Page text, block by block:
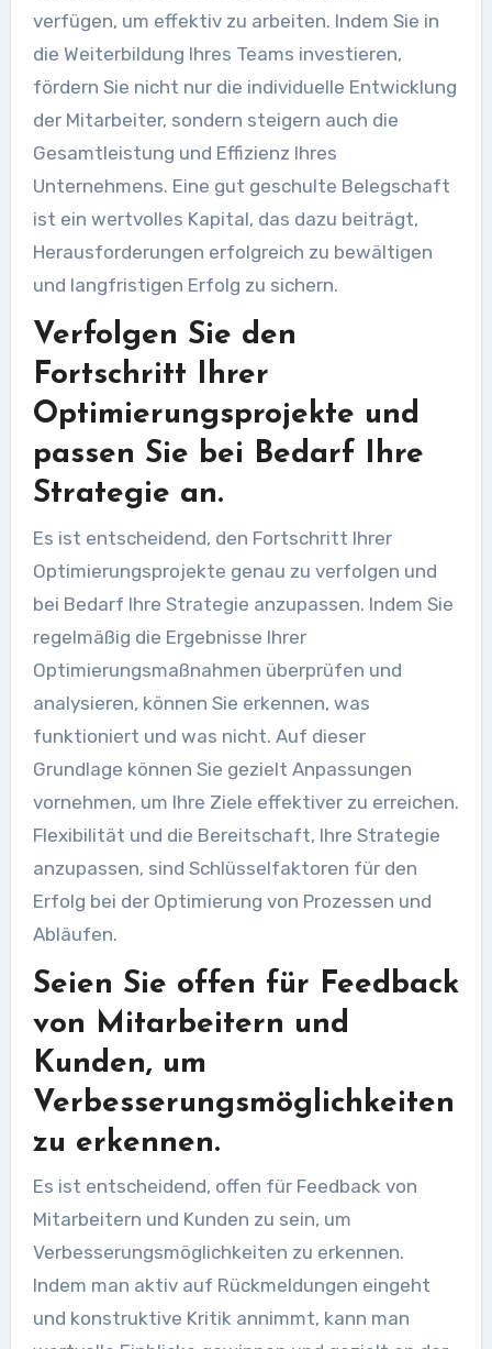
verfügen, um effektiv zu arbeiten. Indem Sie in
die Weiterbildung Ihres Teams investieren,
fördern Sie nicht nur die individuelle Entwicklung
der Mitarbeiter, sondern steigern auch die
Gesamtleistung und Effizienz Ihres
Unternehmens. Eine gut geschulte Belegschaft
ist ein wertvolles Kapital, das dazu beiträgt,
Herausforderungen erfolgreich zu bewältigen
und langfristigen Erfolg zu sichern.
Verfolgen Sie den
Fortschritt Ihrer
Optimierungsprojekte und
passen Sie bei Bedarf Ihre
Strategie an.
Es ist entscheidend, den Fortschritt Ihrer
Optimierungsprojekte genau zu verfolgen und
bei Bedarf Ihre Strategie anzupassen. Indem Sie
regelmäßig die Ergebnisse Ihrer
Optimierungsmaßnahmen überprüfen und
analysieren, können Sie erkennen, was
funktioniert und was nicht. Auf dieser
Grundlage können Sie gezielt Anpassungen
vornehmen, um Ihre Ziele effektiver zu erreichen.
Flexibilität und die Bereitschaft, Ihre Strategie
anzupassen, sind Schlüsselfaktoren für den
Erfolg bei der Optimierung von Prozessen und
Abläufen.
Seien Sie offen für Feedback
von Mitarbeitern und
Kunden, um
Verbesserungsmöglichkeiten
zu erkennen.
Es ist entscheidend, offen für Feedback von
Mitarbeitern und Kunden zu sein, um
Verbesserungsmöglichkeiten zu erkennen.
Indem man aktiv auf Rückmeldungen eingeht
und konstruktive Kritik annimmt, kann man